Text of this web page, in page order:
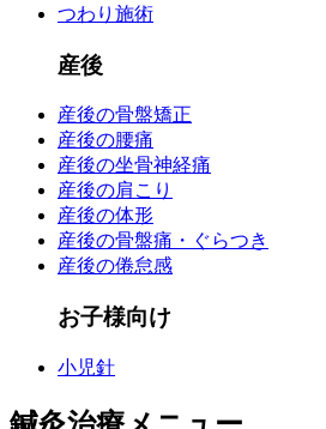
つわり施術
産後
産後の骨盤矯正
産後の腰痛
産後の坐骨神経痛
産後の肩こり
産後の体形
産後の骨盤痛・ぐらつき
産後の倦怠感
お子様向け
小児針